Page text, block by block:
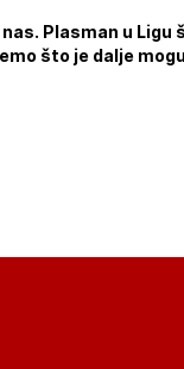
Plasman u Ligu
što je dalje